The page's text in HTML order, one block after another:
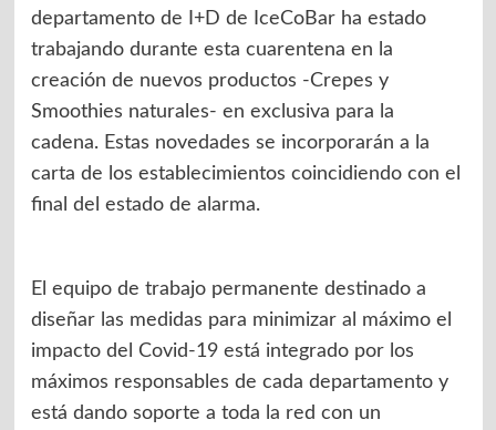
departamento de I+D de IceCoBar ha estado
trabajando durante esta cuarentena en la
creación de nuevos productos -Crepes y
Smoothies naturales- en exclusiva para la
cadena. Estas novedades se incorporarán a la
carta de los establecimientos coincidiendo con el
final del estado de alarma.
El equipo de trabajo permanente destinado a
diseñar las medidas para minimizar al máximo el
impacto del Covid-19 está integrado por los
máximos responsables de cada departamento y
está dando soporte a toda la red con un